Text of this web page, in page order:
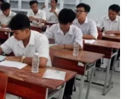
vắng mặt, kẻ gian
nhiều tài sản với